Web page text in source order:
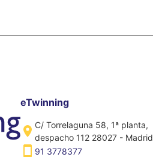
eTwinning
C/ Torrelaguna 58, 1ª planta,
despacho 112 28027 - Madrid
91 3778377